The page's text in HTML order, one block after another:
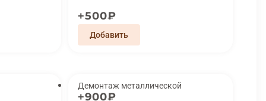
500₽
Демонтаж металлической
900₽